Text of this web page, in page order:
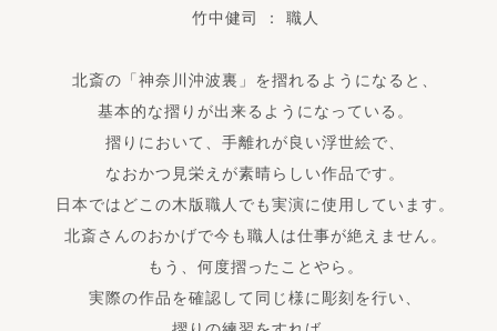
竹中健司 ： 職人
北斎の「神奈川沖波裏」を摺れるようになると、
基本的な摺りが出来るようになっている。
摺りにおいて、手離れが良い浮世絵で、
なおかつ見栄えが素晴らしい作品です。
日本ではどこの木版職人でも実演に使用しています。
北斎さんのおかげで今も職人は仕事が絶えません。
もう、何度摺ったことやら。
実際の作品を確認して同じ様に彫刻を行い、